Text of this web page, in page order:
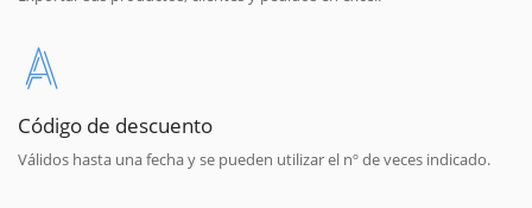
Código de descuento
Válidos hasta una fecha y se pueden utilizar el nº de veces indicado.